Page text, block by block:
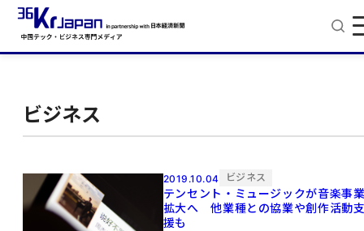
ビジネス
2019.10.04 ビジネス
テンセント・ミュージックが音楽事
拡大へ 他業種との協業や創作活動
援も